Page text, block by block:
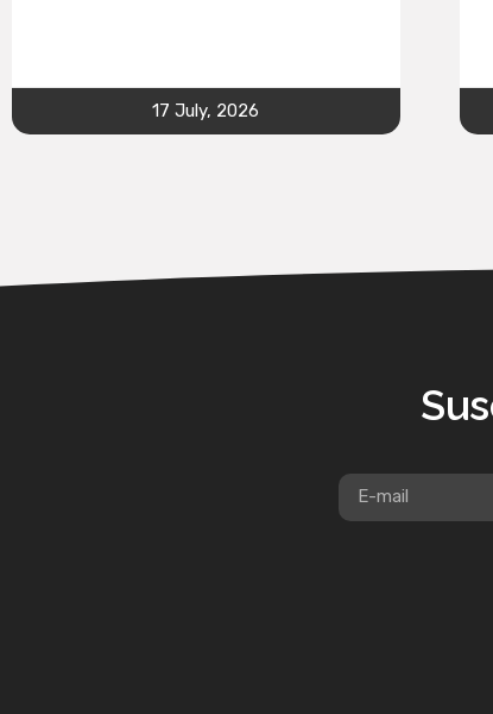
17 July, 2026